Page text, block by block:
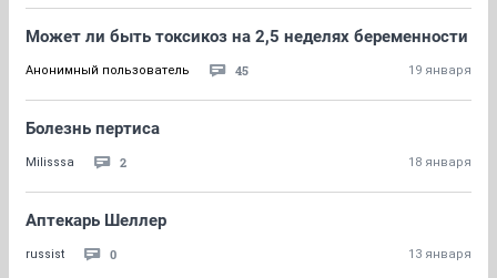
Может ли быть токсикоз на 2,5 неделях беременности
Анонимный пользователь 45 19 января
Болезнь пертиса
Milisssa 2 18 января
Аптекарь Шеллер
russist 0 13 января